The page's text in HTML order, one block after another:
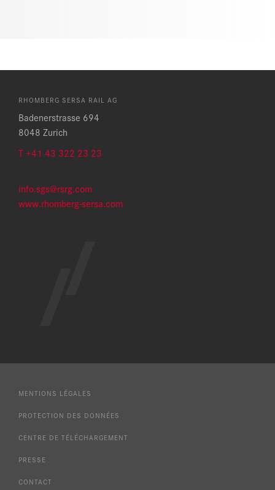
RHOMBERG SERSA RAIL AG
Badenerstrasse 694
8048 Zurich
T +41 43 322 23 23
info.sgs@rsrg.com
www.rhomberg-sersa.com
MENTIONS LÉGALES
PROTECTION DES DONNÉES
CENTRE DE TÉLÉCHARGEMENT
PRESSE
CONTACT